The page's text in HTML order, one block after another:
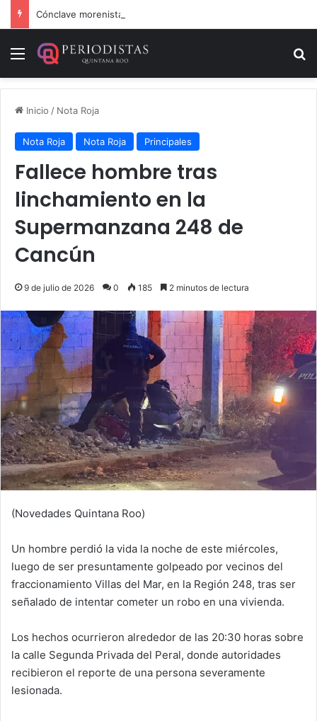
Cónclave morenista en el WTC de la CDMX
Menú
Inicio / Nota Roja
Nota Roja Nota Roja Principales
Fallece hombre tras
linchamiento en la
Supermanzana 248 de
Cancún
9 de julio de 2026 0 185 2 minutos de lectura
(Novedades Quintana Roo)
Un hombre perdió la vida la noche de este miércoles,
luego de ser presuntamente golpeado por vecinos del
fraccionamiento Villas del Mar, en la Región 248, tras ser
señalado de intentar cometer un robo en una vivienda.
Los hechos ocurrieron alrededor de las 20:30 horas sobre
la calle Segunda Privada del Peral, donde autoridades
recibieron el reporte de una persona severamente
lesionada.